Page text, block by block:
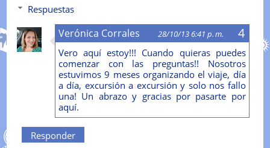
Respuestas
Verónica Corrales 28/10/13 6:41 p. m.
Vero aquí estoy!!! Cuando quieras puedes
comenzar con las preguntas!! Nosotros
estuvimos 9 meses organizando el viaje, día
a día, excursión a excursión y solo nos fallo
una! Un abrazo y gracias por pasarte por
aquí.
Responder